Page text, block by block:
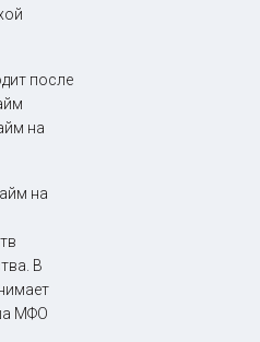
после
на
на
В
МФО